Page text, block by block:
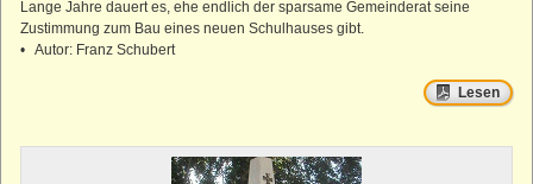
Lange Jahre dauert es, ehe endlich der sparsame Gemeinderat seine
Zustimmung zum Bau eines neuen Schulhauses gibt.
• Autor: Franz Schubert
Lesen